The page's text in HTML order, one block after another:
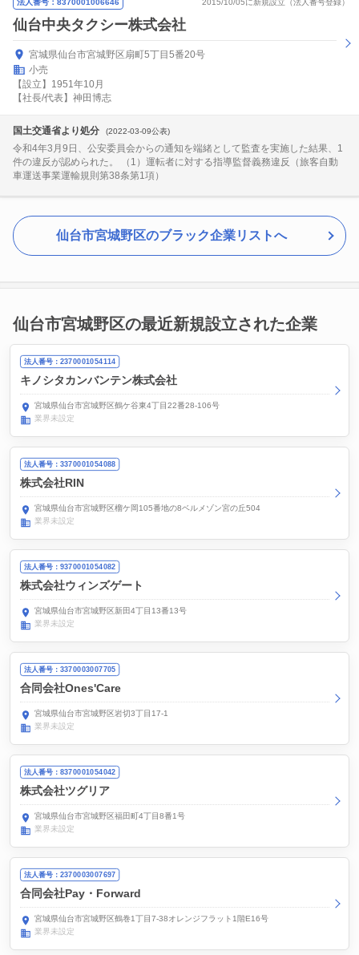
法人番号：8370001006646 2015/10/05に新規設立（法人番号登録）
仙台中央タクシー株式会社
宮城県仙台市宮城野区扇町5丁目5番20号
小売
【設立】1951年10月
【社長/代表】神田博志
国土交通省より処分 (2022-03-09公表)
令和4年3月9日、公安委員会からの通知を端緒として監査を実施した結果、1
件の違反が認められた。 （1）運転者に対する指導監督義務違反（旅客自動
車運送事業運輸規則第38条第1項）
仙台市宮城野区のブラック企業リストへ
仙台市宮城野区の最近新規設立された企業
法人番号：2370001054114
キノシタカンバンテン株式会社
宮城県仙台市宮城野区鶴ケ谷東4丁目22番28-106号
業界未設定
法人番号：3370001054088
株式会社RIN
宮城県仙台市宮城野区榴ケ岡105番地の8ベルメゾン宮の丘504
業界未設定
法人番号：9370001054082
株式会社ウィンズゲート
宮城県仙台市宮城野区新田4丁目13番13号
業界未設定
法人番号：3370003007705
合同会社Ones'Care
宮城県仙台市宮城野区岩切3丁目17-1
業界未設定
法人番号：8370001054042
株式会社ツグリア
宮城県仙台市宮城野区福田町4丁目8番1号
業界未設定
法人番号：2370003007697
合同会社Pay・Forward
宮城県仙台市宮城野区鶴巻1丁目7-38オレンジフラット1階E16号
業界未設定